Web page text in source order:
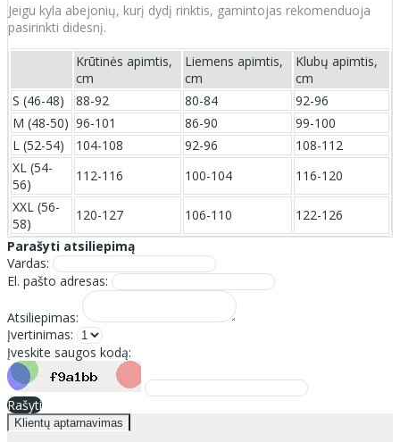
Jeigu kyla abejonių, kurį dydį rinktis, gamintojas rekomenduoja
pasirinkti didesnį.
Krūtinės apimtis,
cm
Liemens apimtis,
cm
Klubų apimtis,
cm
S (46-48)
88-92 80-84
92-96
M (48-50) 96-101 86-90
99-100
L (52-54)
104-108 92-96
108-112
XL (54-
56)
112-116 100-104
116-120
XXL (56-
58)
120-127 106-110
122-126
Parašyti atsiliepimą
Vardas:
El. pašto adresas:
Atsiliepimas:
Įvertinimas:
Įveskite saugos kodą:
Rašyti
Klientų aptarnavimas